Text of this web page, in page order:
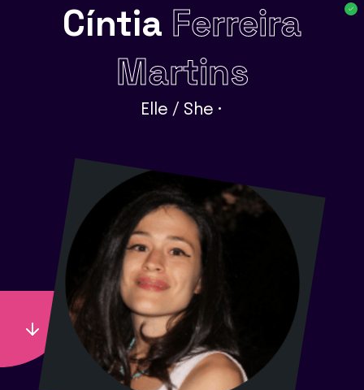
Cíntia Ferreira
Martins
Elle / She •